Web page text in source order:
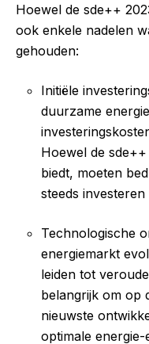
Hoewel de sde++
ook enkele nadelen
gehouden:
Initiële
duurzame
Hoewel de
biedt, moeten
steeds
Technologische
energiemarkt
leiden tot
belangrijk om op
nieuwste
optimale energie-